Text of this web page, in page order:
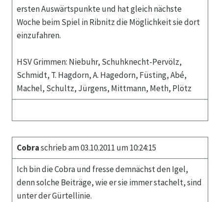
ersten Auswärtspunkte und hat gleich nächste
Woche beim Spiel in Ribnitz die Möglichkeit sie dort
einzufahren.
HSV Grimmen: Niebuhr, Schuhknecht-Pervölz,
Schmidt, T. Hagdorn, A. Hagedorn, Füsting, Abé,
Machel, Schultz, Jürgens, Mittmann, Meth, Plötz
Cobraschrieb am 03.10.2011 um 10:24:15
Ich bin die Cobra und fresse demnächst den Igel,
denn solche Beiträge, wie er sie immer stachelt, sind
unter der Gürtellinie.